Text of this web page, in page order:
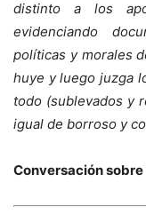
distinto a los
evidenciando
políticas y morales
huye y luego juzga
todo (sublevados y
igual de borroso y
Conversación